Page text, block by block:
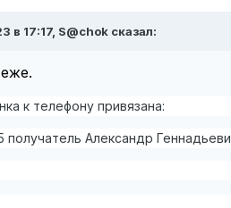
в 17:17, S@chok сказал:
к телефону привязана:
Александр